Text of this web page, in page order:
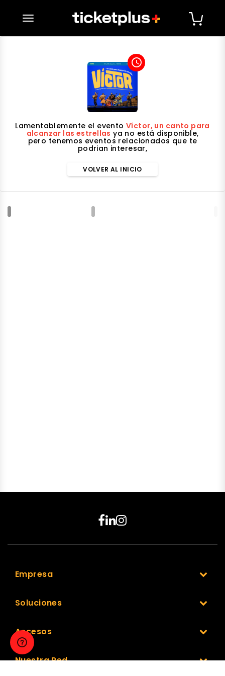
desplegar navegación
access_time
Lamentablemente el eventoVíctor, un canto para
alcanzar las estrellas ya no está disponible,
pero tenemos eventos relacionados que te
podrian interesar,
VOLVER AL INICIO
Empresa
Soluciones
Accesos
Nuestra Red